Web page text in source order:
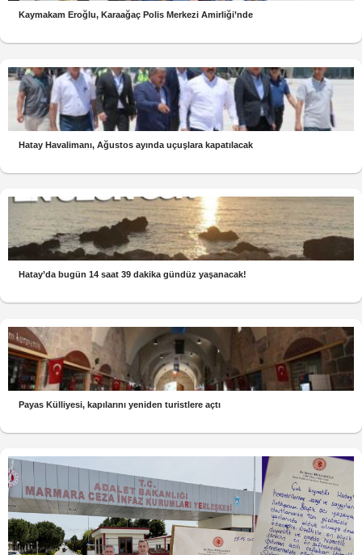
Kaymakam Eroğlu, Karaağaç Polis Merkezi Amirliği’nde
Hatay Havalimanı, Ağustos ayında uçuşlara kapatılacak
Hatay’da bugün 14 saat 39 dakika gündüz yaşanacak!
Payas Külliyesi, kapılarını yeniden turistlere açtı